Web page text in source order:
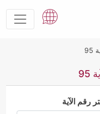
رقم الآية